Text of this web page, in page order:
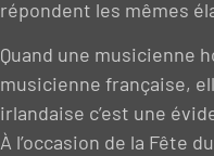
répondent les mêmes
Quand une musicienne
musicienne française,
irlandaise c’est une
À l’occasion de la Fête